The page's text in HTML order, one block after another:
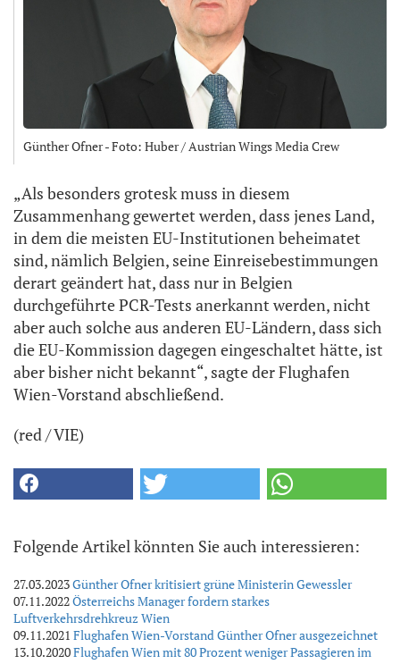
Günther Ofner - Foto: Huber / Austrian Wings Media Crew
„Als besonders grotesk muss in diesem
Zusammenhang gewertet werden, dass jenes Land,
in dem die meisten EU-Institutionen beheimatet
sind, nämlich Belgien, seine Einreisebestimmungen
derart geändert hat, dass nur in Belgien
durchgeführte PCR-Tests anerkannt werden, nicht
aber auch solche aus anderen EU-Ländern, dass sich
die EU-Kommission dagegen eingeschaltet hätte, ist
aber bisher nicht bekannt“, sagte der Flughafen
Wien-Vorstand abschließend.
(red / VIE)
Folgende Artikel könnten Sie auch interessieren:
27.03.2023Günther Ofner kritisiert grüne Ministerin Gewessler
07.11.2022Österreichs Manager fordern starkes
Luftverkehrsdrehkreuz Wien
09.11.2021 Flughafen Wien-Vorstand Günther Ofner ausgezeichnet
13.10.2020Flughafen Wien mit 80 Prozent weniger Passagieren im